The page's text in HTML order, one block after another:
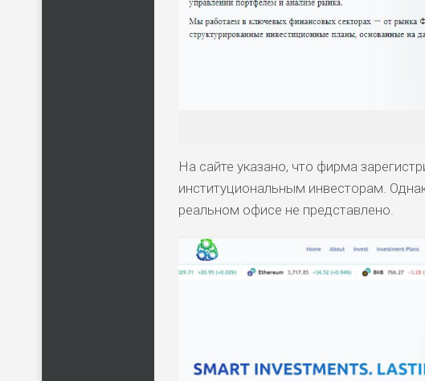
На сайте указано, что фирма
институциональным инвесторам.
реальном офисе не представлено.